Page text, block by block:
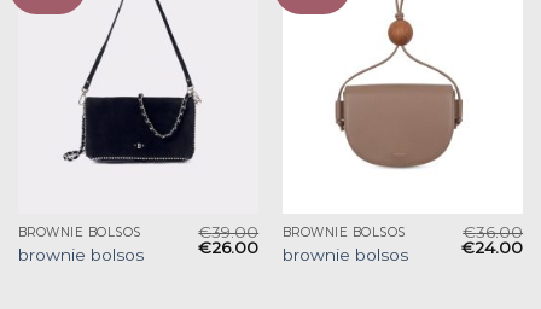
BROWNIE BOLSOS
brownie bolsos
€39.00
€26.00
BROWNIE BOLSOS
brownie bolsos
€36.00
€24.00